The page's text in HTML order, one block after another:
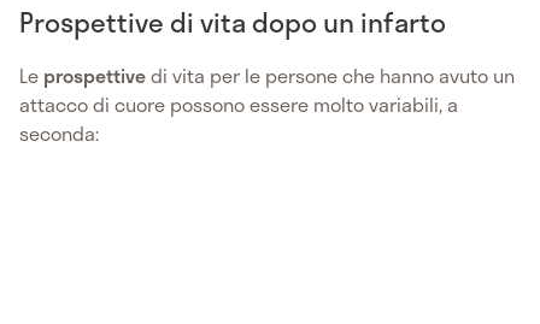
Prospettive di vita dopo un infarto
Le prospettivedi vita per le persone che hanno avuto un
attacco di cuore possono essere molto variabili, a
seconda: